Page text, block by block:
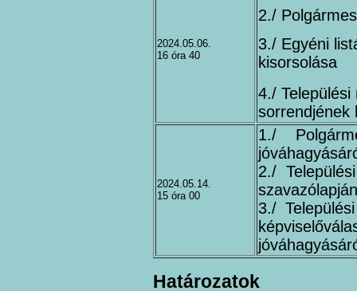
2024.05.06.
16 óra 40
2./
3./ Egyéni
kisorsolása
4./
sorrendjének
2024.05.14.
15 óra 00
1./
2./
3./
Határozatok